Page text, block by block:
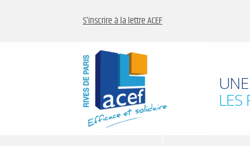
S'inscrire à la lettre ACEF
LES